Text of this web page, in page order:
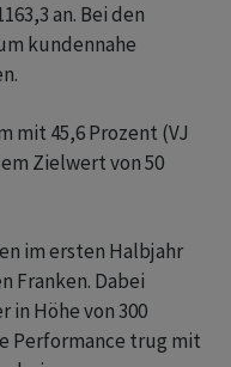
an. Bei den
kundennahe
mit 45,6 Prozent (VJ
Zielwert von 50
im ersten Halbjahr
Franken. Dabei
Höhe von 300
Performance trug mit